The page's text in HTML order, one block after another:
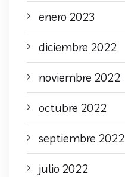
enero 2023
diciembre 2022
noviembre 2022
octubre 2022
septiembre 2022
julio 2022